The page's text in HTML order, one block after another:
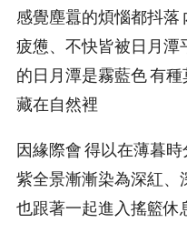
感覺塵囂的煩惱都抖落
疲憊、不快皆被日月潭
的日月潭是霧藍色 有
藏在自然裡
因緣際會 得以在薄暮
紫全景漸漸染為深紅、
也跟著一起進入搖籃休